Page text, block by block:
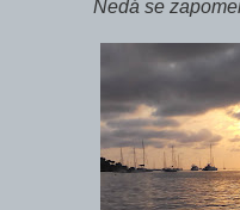
Nedá se